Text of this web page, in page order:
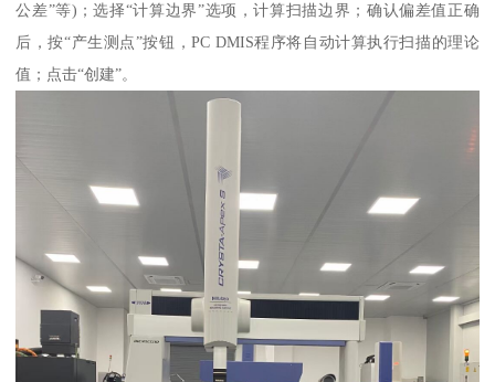
公差”等)；选择“计算边界”选项，计算扫描边界；确认偏差值正确
后，按“产生测点”按钮，PC DMIS程序将自动计算执行扫描的理论
值；点击“创建”。